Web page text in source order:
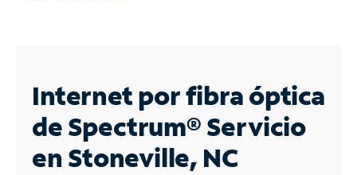
Business
Contáctanos
Internet por fibra óptica
de Spectrum®Servicio
en Stoneville, NC